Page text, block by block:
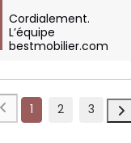
Cordialement.
L’équipe
bestmobilier.com
1 2 3